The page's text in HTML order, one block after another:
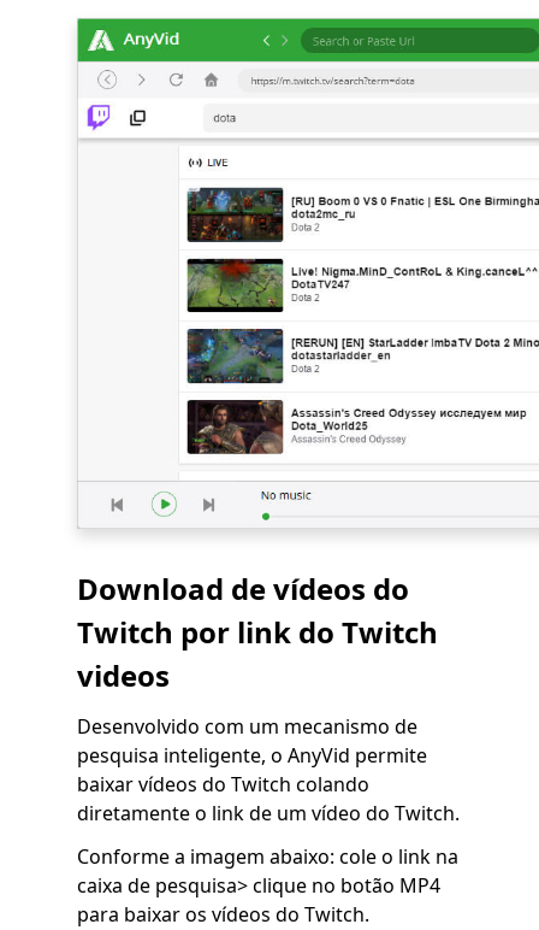
Download de vídeos do
Twitch por link do Twitch
videos
Desenvolvido com um mecanismo de
pesquisa inteligente, o AnyVid permite
baixar vídeos do Twitch colando
diretamente o link de um vídeo do Twitch.
Conforme a imagem abaixo: cole o link na
caixa de pesquisa> clique no botão MP4
para baixar os vídeos do Twitch.